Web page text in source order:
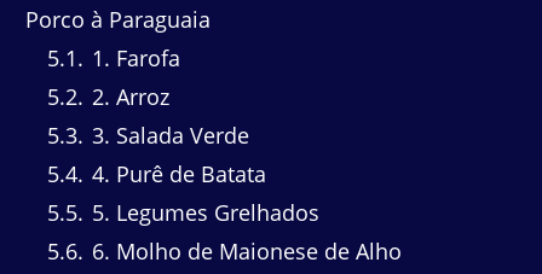
Porco à Paraguaia
5.1
1. Farofa
5.2 2. Arroz
5.3 3. Salada Verde
5.4 4. Purê de Batata
5.5 5. Legumes Grelhados
5.6 6. Molho de Maionese de Alho